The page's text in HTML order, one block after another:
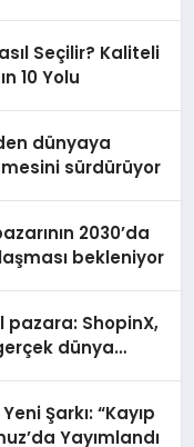
Seçilir? Kaliteli
10 Yolu
dünyaya
sürdürüyor
2030’da
bekleniyor
pazara: ShopinX,
dünya
Şarkı: “Kayıp
Yayımlandı